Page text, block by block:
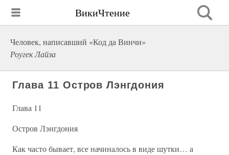
ВикиЧтение
Человек, написавший «Код да Винчи»
Роугек Лайза
Глава 11 Остров Лэнгдония
Глава 11
Остров Лэнгдония
Как часто бывает, все начиналось в виде шутки… а